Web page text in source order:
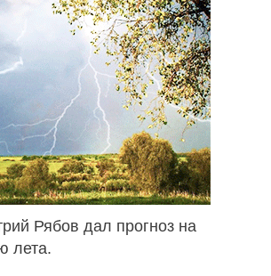
Рябов дал прогноз на
лета.